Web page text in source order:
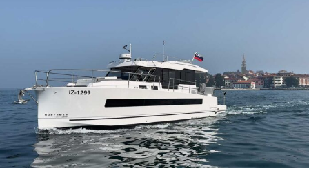
NAUTIKA
SPORT
PLOVILA
PLOVIDBA